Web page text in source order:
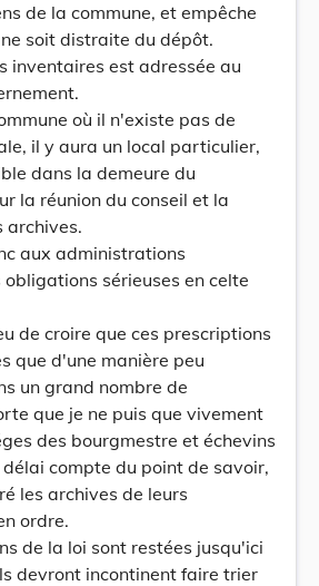
de la commune, et empêche
soit distraite du dépôt.
inventaires est adressée au
où il n'existe pas de
il y aura un local particulier,
dans la demeure du
la réunion du conseil et la
archives.
aux administrations
sérieuses en celte
de croire que ces prescriptions
que d'une manière peu
un grand nombre de
que je ne puis que vivement
des bourgmestre et échevins
compte du point de savoir,
les archives de leurs
ordre.
de la loi sont restées jusqu'ici
devront incontinent faire trier